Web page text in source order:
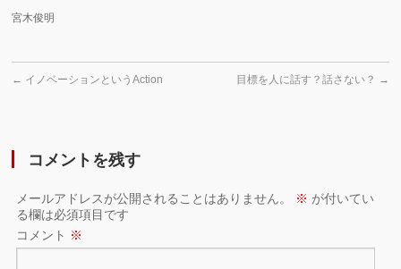
宮木俊明
← イノベーションというAction 目標を人に話す？話さない？ →
コメントを残す
メールアドレスが公開されることはありません。 ※ が付いてい
る欄は必須項目です
コメント ※